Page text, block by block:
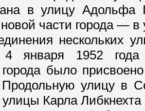
в улицу Адольфа
части города — в
нескольких
января 1952 года
города было
улицу в
Карла